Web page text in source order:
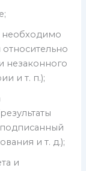
необходимо
незаконного
и т. п.);
и т. д.);
и